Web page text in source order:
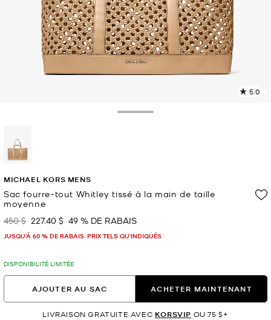
5.0
MICHAEL KORS MENS
Sac fourre-tout Whitley tissé à la main de taille
moyenne
était
450 $ maintenant
227.40 $ 49 % DE RABAIS
JUSQU’À 60 % DE RABAIS. PRIX TELS QU'INDIQUÉS
DISPONIBILITÉ LIMITÉE
AJOUTER AU SAC ACHETER MAINTENANT
LIVRAISON GRATUITE AVEC KORSVIP OU 75 $+